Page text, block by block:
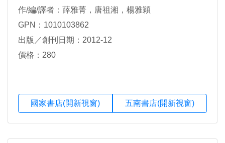
作/編/譯者：薛雅菁，唐祖湘，楊雅穎
GPN：1010103862
出版／創刊日期：2012-12
價格：280
國家書店(開新視窗) 五南書店(開新視窗)